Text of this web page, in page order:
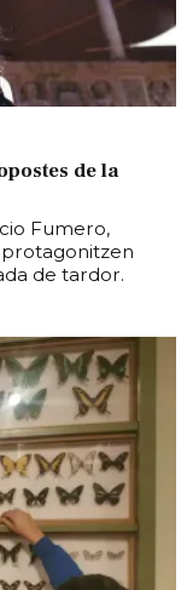
de la
Fumero,
protagonitzen
de tardor.